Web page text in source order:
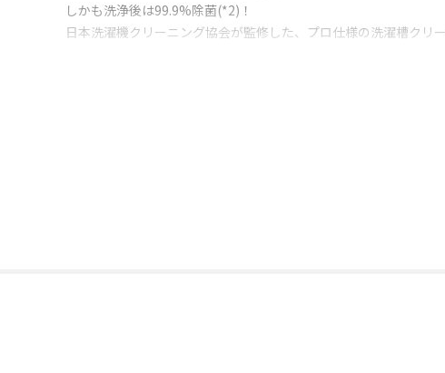
しかも洗浄後は99.9%除菌(*2)！
日本洗濯機クリーニング協会が監修した、プロ仕様の洗濯槽クリー
短時間のつけ置きは表面だけが除菌され、奥の汚れやカビが残っ